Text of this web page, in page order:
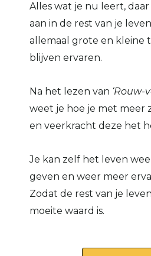
Alles wat je nu leert, daar
aan in de rest van je
allemaal grote en kleine
blijven ervaren.
Na het lezen van ‘Rouw-
weet je hoe je met meer
en veerkracht deze het
Je kan zelf het leven
geven en weer meer
Zodat de rest van je
moeite waard is.